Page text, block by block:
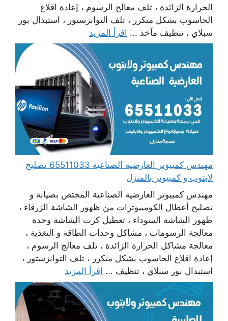
الحرارة الزائدة ، تلف معالج الرسوم ، إعادة اقلاع
الحاسوب بشكل متكرر ، تلف التوانزستور ، استبدال بور
سبلاي ، تنظيف مآخذ ... اقرأ المزيد
مهندس كمبيوتر العارضية الصناعية 65511033 تصليح
لابتوب و كمبيوتر بالمنزل
مهندس كمبيوتر العارضية الصناعية المختص بصيانة و
تصليح أعطال الكومبيوترات من ظهور الشاشة الزرقاء ،
ظهور الشاشة السوداء ، تعطيل كرت الشاشة وحدة
معالجة الرسومات ، مشاكل وحدات الطاقة و التغذية ،
معالجة مشاكل الحرارة الزائدة ، تلف معالج الرسوم ،
إعادة اقلاع الحاسوب بشكل متكرر ، تلف التوانزستور ،
استبدال بور سبلاي ، تنظيف ... اقرأ المزيد